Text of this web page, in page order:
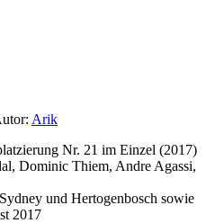
Arik
Nr. 21 im Einzel (2017)
Dominic Thiem, Andre Agassi,
und Hertogenbosch sowie
2017